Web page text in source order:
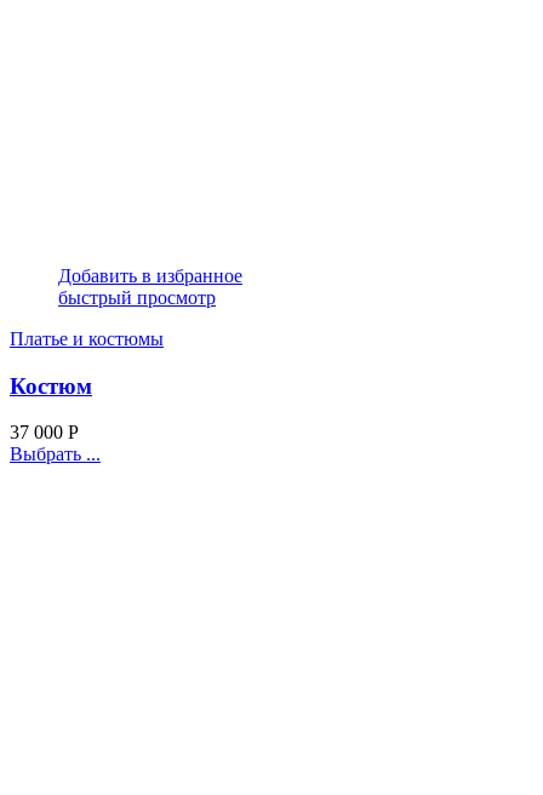
Добавить в избранное
быстрый просмотр
Платье и костюмы
Костюм
37 000 Р
Выбрать ...